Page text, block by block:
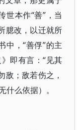
世本作“善”，当
臆改，以迁就所
中，“善俘”的主
即有言：“见其
敌；敌若伤之，
什么依据）。